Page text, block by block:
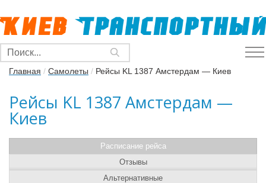
Главная / Самолеты / Рейсы KL 1387 Амстердам — Киев
Рейсы KL 1387 Амстердам —
Киев
Расписание рейса
Отзывы
Альтернативные